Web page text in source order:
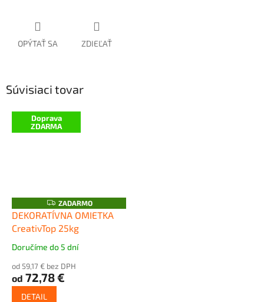
OPÝTAŤ SA ZDIEĽAŤ
Súvisiaci tovar
Doprava
ZDARMA
Z
A
D
A
M
O
ZADARMO
DEKORATÍVNA OMIETKA
CreativTop 25kg
Priemerné
produktu
je
5,0
Doručíme do 5 dní
od 59,17 € bez DPH
od 72,78 €
DETAIL